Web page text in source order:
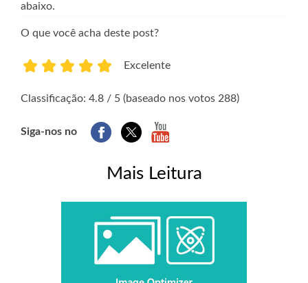
abaixo.
O que você acha deste post?
Excelente
Classificação: 4.8 / 5 (baseado nos votos 288)
Siga-nos no
Mais Leitura